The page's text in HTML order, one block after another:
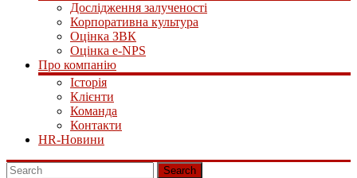
Дослідження залученості
Корпоративна культура
Оцінка ЗВК
Оцінка e-NPS
Про компанію
Історія
Клієнти
Команда
Контакти
HR-Новини
Search